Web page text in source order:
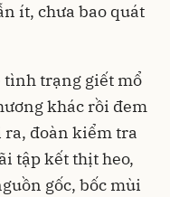
ít, chưa bao quát
tình trạng giết mổ
khác rồi đem
ra, đoàn kiểm tra
tập kết thịt heo,
gốc, bốc mùi